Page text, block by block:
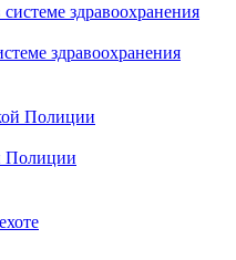
здравоохранения
Полиции